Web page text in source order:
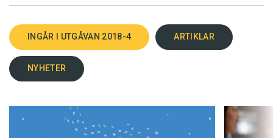
INGÅR I UTGÅVAN 2018-4 ARTIKLAR
NYHETER